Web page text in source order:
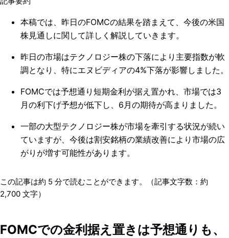
本稿では、昨日のFOMCの結果を踏まえて、今後の米国
株見通しに関して詳しく解説していきます。
昨日の市場はテクノロジー株の下落により主要指数が軟
調となり、特にエヌビディアの4%下落が影響しました。
FOMCでは予想通り短期金利が据え置かれ、市場では3
月の利下げ予想が低下し、6月の期待が高まりました。
一部の大型テクノロジー株が市場を牽引する状況が続い
ていますが、今後は割安銘柄の業績改善により市場の広
がりが増す可能性があります。
この記事は約 5 分で読むことができます。（記事文字数：約
2,700 文字）
FOMCでの金利据え置きは予想通りも、